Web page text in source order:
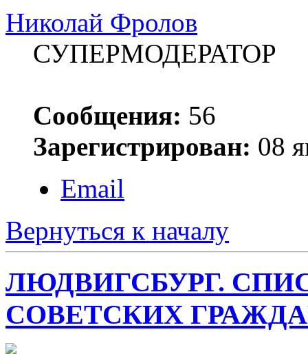
Николай Фролов
СУПЕРМОДЕРАТОР
Сообщения: 56
Зарегистрирован: 08
Email
Вернуться к началу
ЛЮДВИГСБУРГ.
СОВЕТСКИХ